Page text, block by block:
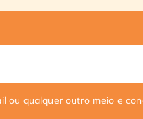
ou qualquer outro meio e